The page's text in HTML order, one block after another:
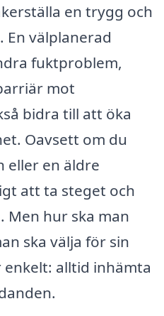
en trygg och
En välplanerad
fuktproblem,
mot
bidra till att öka
Oavsett om du
eller en äldre
att ta steget och
Men hur ska man
ska välja för sin
alltid inhämta